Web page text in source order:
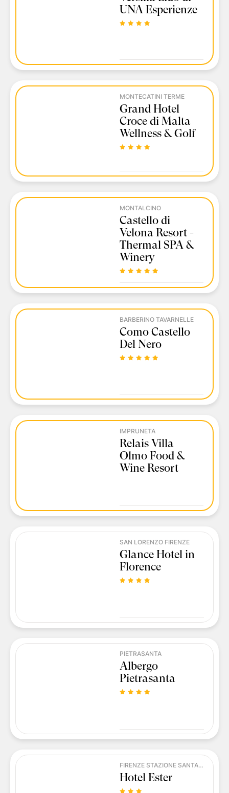
UNA Esperienze
MONTECATINI TERME
Grand Hotel
Croce di Malta
Wellness & Golf
MONTALCINO
Castello di
Velona Resort -
Thermal SPA &
Winery
BARBERINO TAVARNELLE
Como Castello
Del Nero
IMPRUNETA
Relais Villa
Olmo Food &
Wine Resort
SAN LORENZO FIRENZE
Glance Hotel in
Florence
PIETRASANTA
Albergo
Pietrasanta
FIRENZE STAZIONE SANTA MARIA NOVELLA
Hotel Ester